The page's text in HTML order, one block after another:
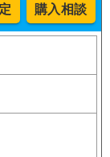
購入相談